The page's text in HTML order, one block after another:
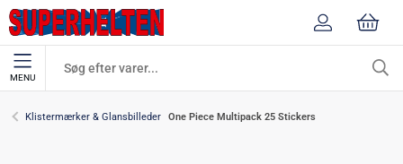
MENU
Klistermærker & Glansbilleder One Piece Multipack 25 Stickers